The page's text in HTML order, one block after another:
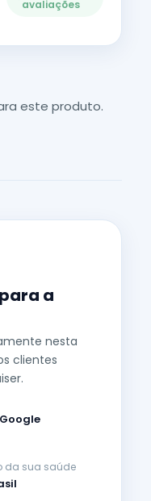
avaliações
este produto.
a
nesta
clientes
da sua saúde